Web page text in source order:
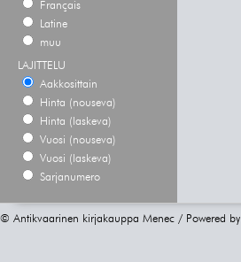
Français
Latine
muu
LAJITTELU
Aakkosittain
Hinta (nouseva)
Hinta (laskeva)
Vuosi (nouseva)
Vuosi (laskeva)
Sarjanumero
© Antikvaarinen kirjakauppa Menec / Powered by